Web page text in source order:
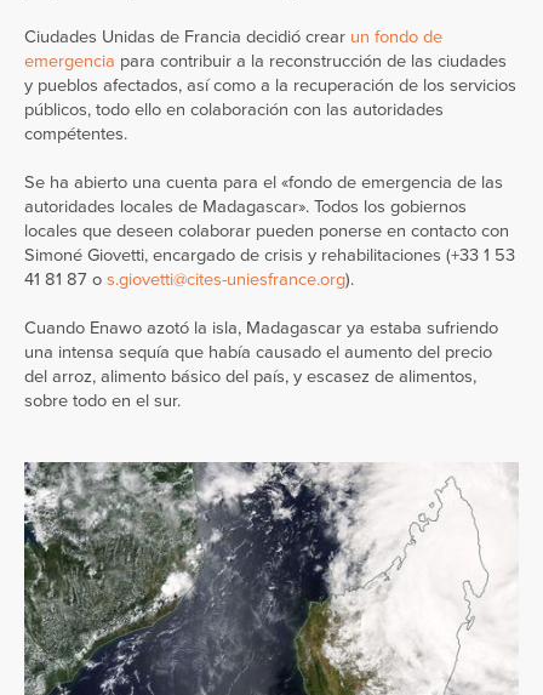
Ciudades Unidas de Francia decidió crear un fondo de
emergencia para contribuir a la reconstrucción de las ciudades
y pueblos afectados, así como a la recuperación de los servicios
públicos, todo ello en colaboración con las autoridades
compétentes.
Se ha abierto una cuenta para el «fondo de emergencia de las
autoridades locales de Madagascar». Todos los gobiernos
locales que deseen colaborar pueden ponerse en contacto con
Simoné Giovetti, encargado de crisis y rehabilitaciones (+33 1 53
41 81 87 o s.giovetti@cites-uniesfrance.org).
Cuando Enawo azotó la isla, Madagascar ya estaba sufriendo
una intensa sequía que había causado el aumento del precio
del arroz, alimento básico del país, y escasez de alimentos,
sobre todo en el sur.